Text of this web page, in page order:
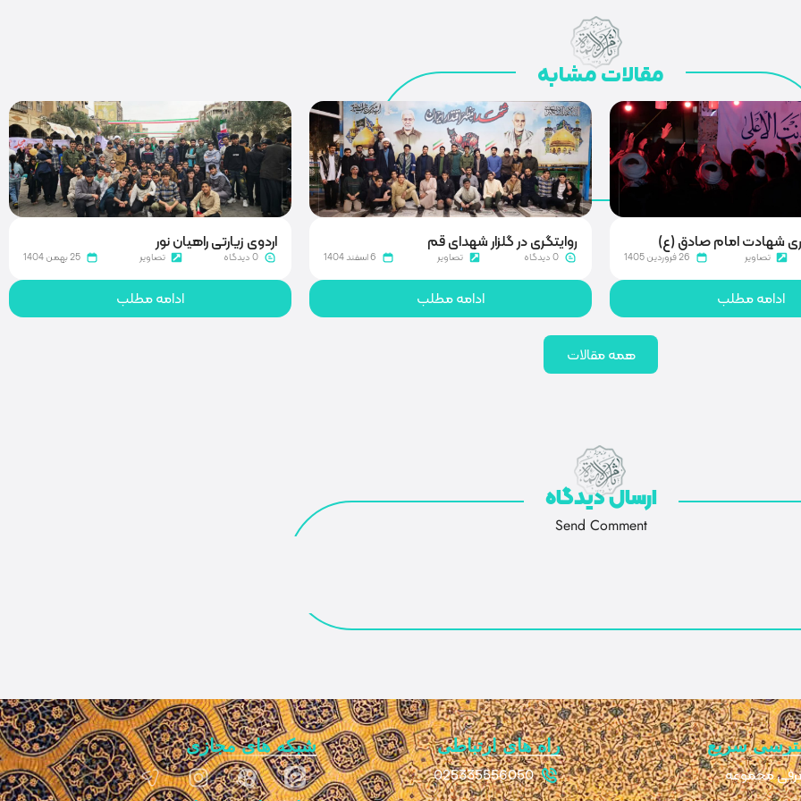
مقالات مشابه
شهادت امام صادق (ع)
تصاویر 26 فروردین 1405
ادامه مطلب
روایتگری در گلزار شهدای قم
0 دیدگاه تصاویر 6 اسفند 1404
ادامه مطلب
اردوی زیارتی راهیان نور
0 دیدگاه تصاویر 25 بهمن 1404
ادامه مطلب
همه مقالات
ارسال دیدگاه
Send Comment
سریع
مجموعه
راه های ارتباطی
025335556050
شبکه های مجازی